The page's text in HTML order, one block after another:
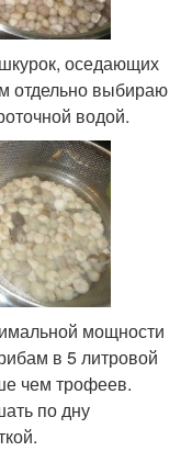
оседающих
отдельно выбираю
водой.
мощности
в 5 литровой
чем трофеев.
по дну